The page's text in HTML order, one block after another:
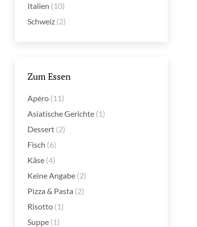
Italien (10)
Schweiz (2)
Zum Essen
Apéro (11)
Asiatische Gerichte (1)
Dessert (2)
Fisch (6)
Käse (4)
Keine Angabe (2)
Pizza & Pasta (2)
Risotto (1)
Suppe (1)